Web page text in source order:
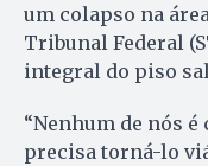
um colapso na
Tribunal Federal
integral do piso
“Nenhum de nós
precisa torná-lo